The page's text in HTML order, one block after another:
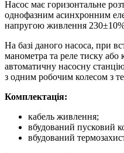
Насос має горизонтальне
однофазним асинхронним
напругою живлення
На базі даного насоса, при
манометра та реле тиску або
автоматичну насосну
з одним робочим колесом з
Комплектація:
кабель живлення;
вбудований пусковий
вбудований